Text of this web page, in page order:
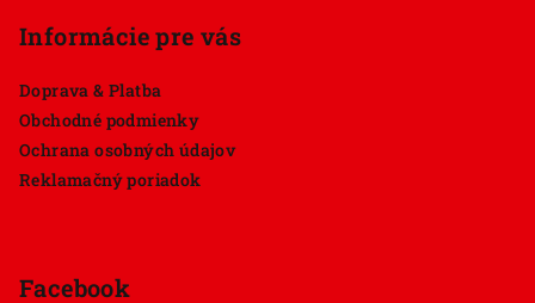
Informácie pre vás
Doprava & Platba
Obchodné podmienky
Ochrana osobných údajov
Reklamačný poriadok
Facebook